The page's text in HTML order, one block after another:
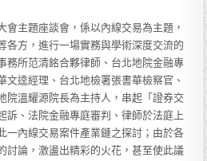
會主題座談會，係以內線交易為主題，
各方，進行一場實務與學術深度交流的
務所范清銘合夥律師、台北地院金融專
文逵經理、台北地檢署張書華檢察官、
院溫耀源院長為主持人，串起「證券交
訴、法院金融專庭審判、律師於法庭上
一內線交易案件產業鏈之探討；由於各
討論，激盪出精彩的火花，甚至使此議